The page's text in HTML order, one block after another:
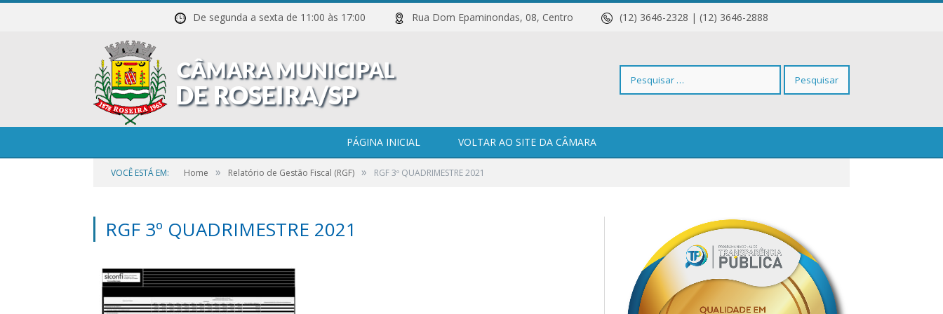
De segunda a sexta de 11:00 às 17:00 Rua Dom Epaminondas, 08, Centro (12) 3646-2328 | (12) 3646-2888
Pesquisar
PÁGINA INICIAL VOLTAR AO SITE DA CÂMARA
VOCÊ ESTÁ EM: Home » Relatório de Gestão Fiscal (RGF) » RGF 3º QUADRIMESTRE 2021
RGF 3º QUADRIMESTRE 2021